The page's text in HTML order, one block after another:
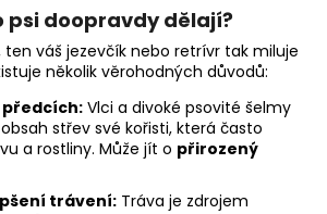
psi doopravdy dělají?
ten váš jezevčík nebo retrívr tak miluje
několik věrohodných důvodů:
Vlci a divoké psovité šelmy
střev své kořisti, která často
a rostliny. Může jít o přirozený
trávení: Tráva je zdrojem